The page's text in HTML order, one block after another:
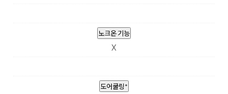
노크온 기능
X
도어쿨링⁺